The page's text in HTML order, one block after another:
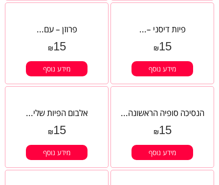
פיות דיסני –...
₪15
מידע נוסף
פרוזן – עם...
₪15
מידע נוסף
הנסיכה סופיה הראשונה...
₪15
מידע נוסף
אלבום הפיות שלי...
₪15
מידע נוסף